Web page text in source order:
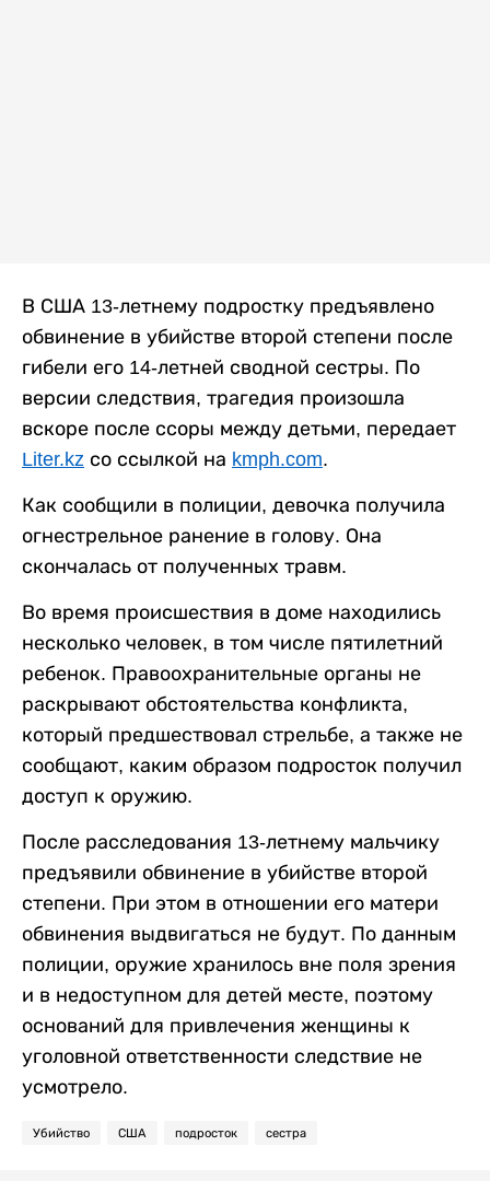
В США 13-летнему подростку предъявлено
обвинение в убийстве второй степени после
гибели его 14-летней сводной сестры. По
версии следствия, трагедия произошла
вскоре после ссоры между детьми, передает
Liter.kz со ссылкой на kmph.com.
Как сообщили в полиции, девочка получила
огнестрельное ранение в голову. Она
скончалась от полученных травм.
Во время происшествия в доме находились
несколько человек, в том числе пятилетний
ребенок. Правоохранительные органы не
раскрывают обстоятельства конфликта,
который предшествовал стрельбе, а также не
сообщают, каким образом подросток получил
доступ к оружию.
После расследования 13-летнему мальчику
предъявили обвинение в убийстве второй
степени. При этом в отношении его матери
обвинения выдвигаться не будут. По данным
полиции, оружие хранилось вне поля зрения
и в недоступном для детей месте, поэтому
оснований для привлечения женщины к
уголовной ответственности следствие не
усмотрело.
Убийство США подросток сестра